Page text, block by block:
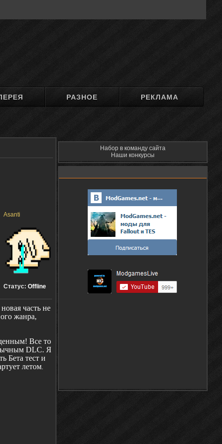
РАЗНОЕ РЕКЛАМА
Asanti
Статус: Offline
часть не
жанра,
Все то
DLC. Я
Бета тест и
летом.
Набор в команду сайта
Наши конкурсы